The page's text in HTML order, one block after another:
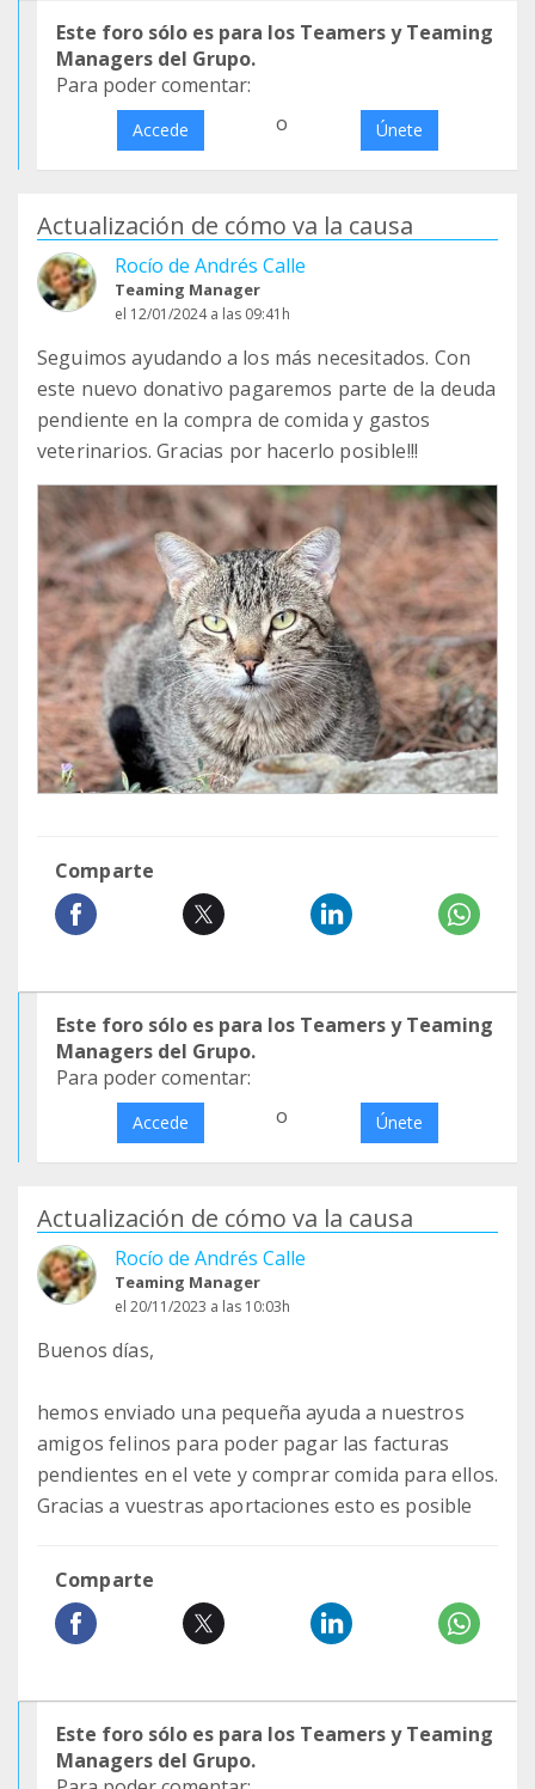
Este foro sólo es para los Teamers y Teaming
Managers del Grupo.
Para poder comentar:
Accede o Únete
Actualización de cómo va la causa
Rocío de Andrés Calle
Teaming Manager
el 12/01/2024 a las 09:41h
Seguimos ayudando a los más necesitados. Con
este nuevo donativo pagaremos parte de la deuda
pendiente en la compra de comida y gastos
veterinarios. Gracias por hacerlo posible!!!
Comparte
Este foro sólo es para los Teamers y Teaming
Managers del Grupo.
Para poder comentar:
Accede o Únete
Actualización de cómo va la causa
Rocío de Andrés Calle
Teaming Manager
el 20/11/2023 a las 10:03h
Buenos días,
hemos enviado una pequeña ayuda a nuestros
amigos felinos para poder pagar las facturas
pendientes en el vete y comprar comida para ellos.
Gracias a vuestras aportaciones esto es posible
Comparte
Este foro sólo es para los Teamers y Teaming
Managers del Grupo.